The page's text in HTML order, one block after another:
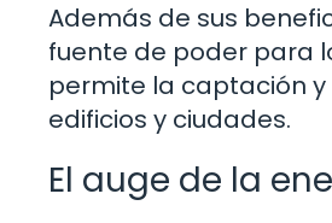
Además de sus
fuente de poder para
permite la captación
edificios y ciudades.
El auge de la